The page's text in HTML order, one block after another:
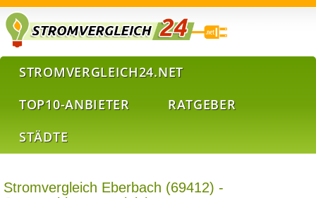
STROMVERGLEICH24.NET
TOP10-ANBIETER
RATGEBER
STÄDTE
Stromvergleich Eberbach (69412) -